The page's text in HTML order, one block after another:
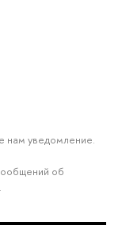
нам уведомление.
об